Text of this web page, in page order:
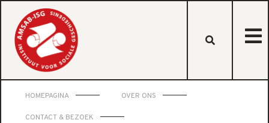
HOMEPAGINA OVER ONS
CONTACT & BEZOEK